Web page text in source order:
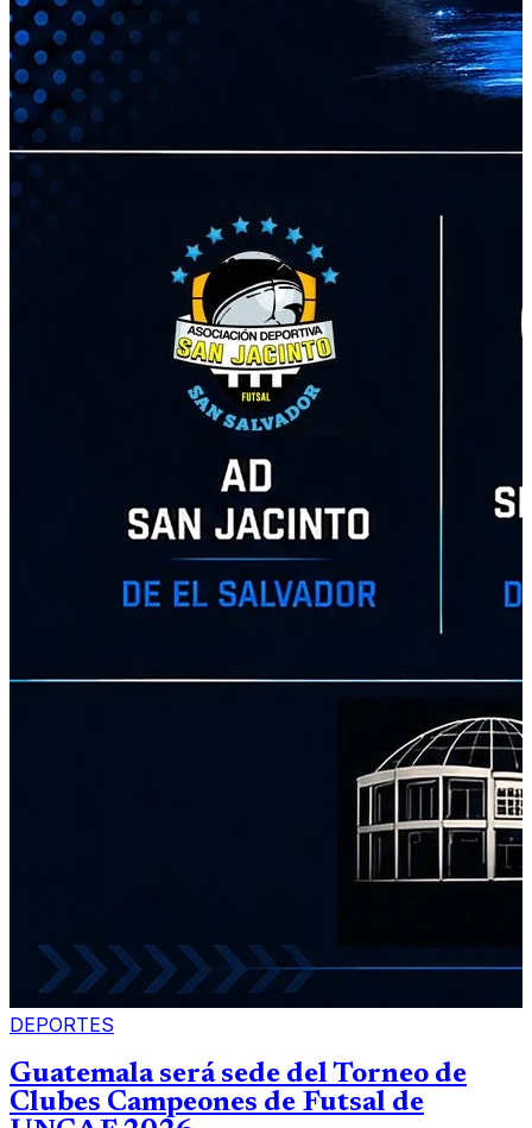
DEPORTES
Guatemala será sede del Torneo de
Clubes Campeones de Futsal de